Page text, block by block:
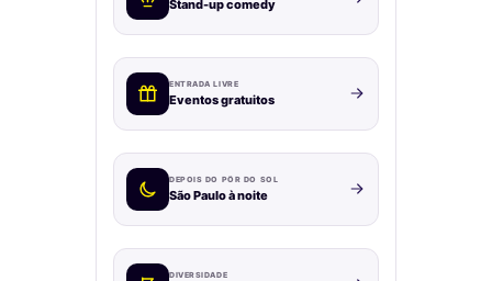
Stand-up comedy
ENTRADA LIVRE
Eventos gratuitos
DEPOIS DO PÔR DO SOL
São Paulo à noite
DIVERSIDADE